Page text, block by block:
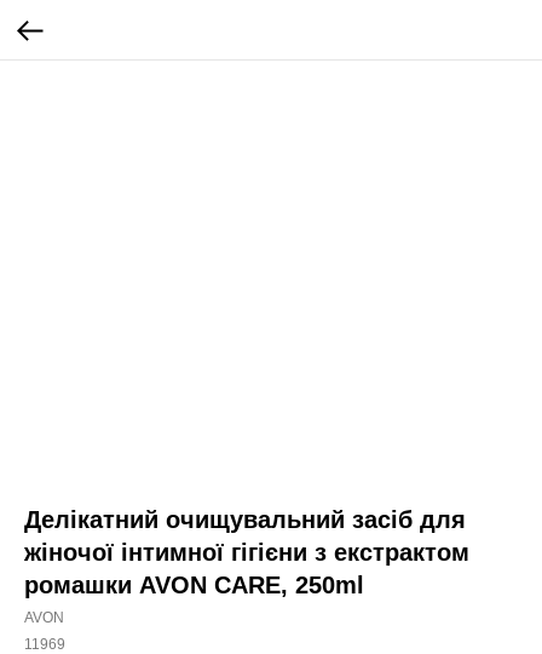
Делікатний очищувальний засіб для
жіночої інтимної гігієни з екстрактом
ромашки AVON CARE, 250ml
AVON
11969